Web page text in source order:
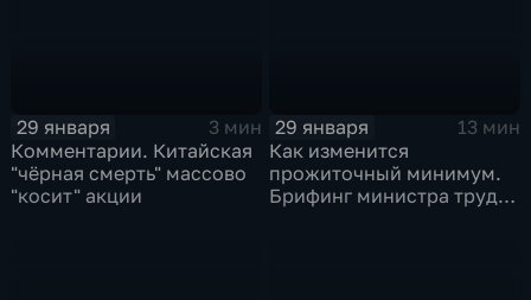
29 января
3 мин
Комментарии. Китайская
"чёрная смерть" массово
"косит" акции
29 января
13 мин
Как изменится
прожиточный минимум.
Брифинг министра труда